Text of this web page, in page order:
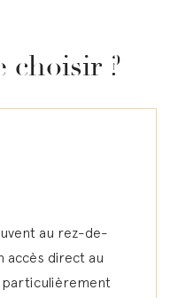
choisir ?
au rez-de-
accès direct au
particulièrement